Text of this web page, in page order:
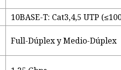
10BASE-T: Cat3,4,5 UTP
Full-Dúplex y Medio-Dúplex